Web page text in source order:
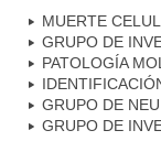
MUERTE
GRUPO DE
PATOLOGÍA
GRUPO DE
GRUPO DE